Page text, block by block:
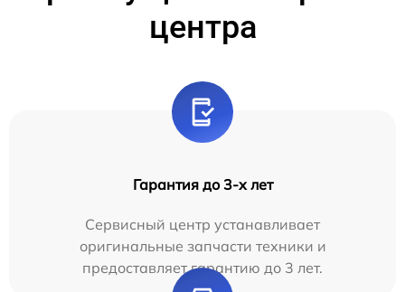
центра
Гарантия до 3-х лет
Сервисный центр устанавливает
оригинальные запчасти техники и
предоставляет гарантию до 3 лет.